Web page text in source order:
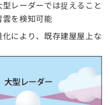
レーダーでは捉えること
を検知可能
により、既存建屋屋上な